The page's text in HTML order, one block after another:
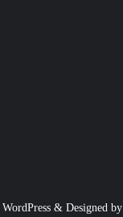
WordPress & Designed by